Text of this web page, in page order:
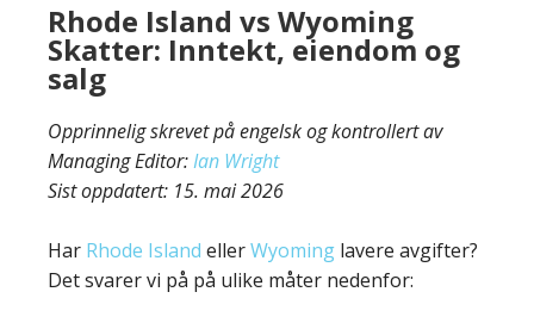
Rhode Island vs Wyoming
Skatter: Inntekt, eiendom og
salg
Opprinnelig skrevet på engelsk og kontrollert av
Managing Editor:Ian Wright
Sist oppdatert: 15. mai 2026
Har Rhode Island ellerWyoming lavere avgifter?
Det svarer vi på på ulike måter nedenfor: